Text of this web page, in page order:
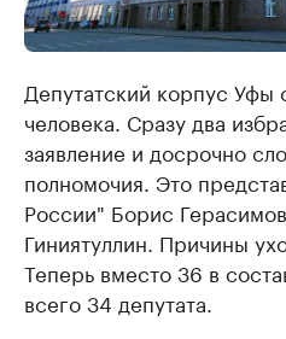
Депутатский корпус Уфы
человека. Сразу два
заявление и досрочно
полномочия. Это
России" Борис
Гиниятуллин. Причины
Теперь вместо 36 в
всего 34 депутата.